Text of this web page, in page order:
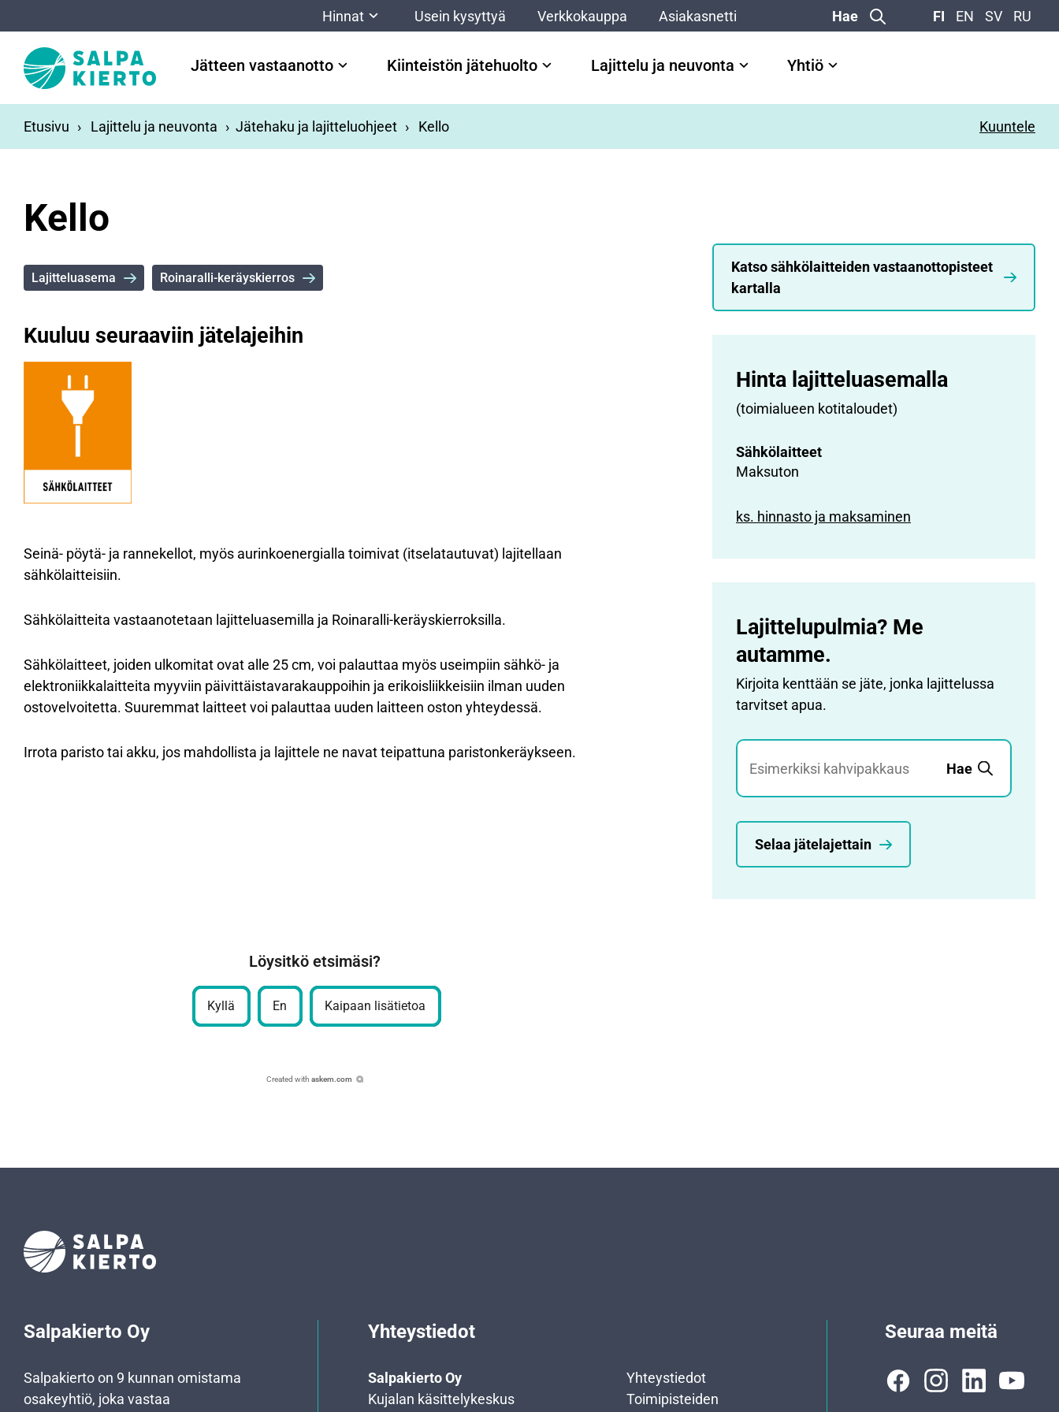
Hinnat Usein kysyttyä Verkkokauppa Asiakasnetti Hae FI EN SV RU
Jätteen vastaanotto Kiinteistön jätehuolto Lajittelu ja neuvonta Yhtiö
Etusivu Lajittelu ja neuvonta Jätehaku ja lajitteluohjeet Kello Kuuntele
Kello
Lajitteluasema Roinaralli-keräyskierros
Kuuluu seuraaviin jätelajeihin
Seinä- pöytä- ja rannekellot, myös aurinkoenergialla toimivat (itselatautuvat) lajitellaan
sähkölaitteisiin.
Sähkölaitteita vastaanotetaan lajitteluasemilla ja Roinaralli-keräyskierroksilla.
Sähkölaitteet, joiden ulkomitat ovat alle 25 cm, voi palauttaa myös useimpiin sähkö- ja
elektroniikkalaitteita myyviin päivittäistavarakauppoihin ja erikoisliikkeisiin ilman uuden
ostovelvoitetta. Suuremmat laitteet voi palauttaa uuden laitteen oston yhteydessä.
Irrota paristo tai akku, jos mahdollista ja lajittele ne navat teipattuna paristonkeräykseen.
Katso sähkölaitteiden vastaanottopisteet
kartalla
Hinta lajittelu­asemalla
(toimialueen kotitaloudet)
Sähkölaitteet
Maksuton
ks. hinnasto ja maksaminen
Lajittelupulmia? Me
autamme.
Kirjoita kenttään se jäte, jonka lajittelussa
tarvitset apua.
Jätehaku
Hae
Selaa jätelajettain
Löysitkö etsimäsi?
Kyllä En Kaipaan lisätietoa
Created with askem.com
Salpakierto Oy
Salpakierto on 9 kunnan omistama
osakeyhtiö, joka vastaa
Yhteystiedot
Salpakierto Oy
Kujalan käsittelykeskus
Yhteystiedot
Toimipisteiden
Seuraa meitä